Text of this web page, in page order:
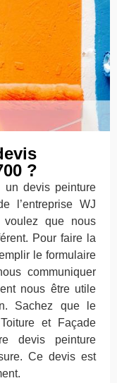
?
un devis peinture
l’entreprise WJ
voulez que nous
Pour faire la
le formulaire
communiquer
nous être utile
Sachez que le
et Façade
devis peinture
Ce devis est